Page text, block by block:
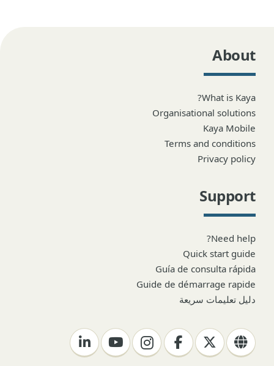
About
What is Kaya?
Organisational solutions
Kaya Mobile
Terms and conditions
Privacy policy
Support
Need help?
Quick start guide
Guía de consulta rápida
Guide de démarrage rapide
دليل تعليمات سريعة